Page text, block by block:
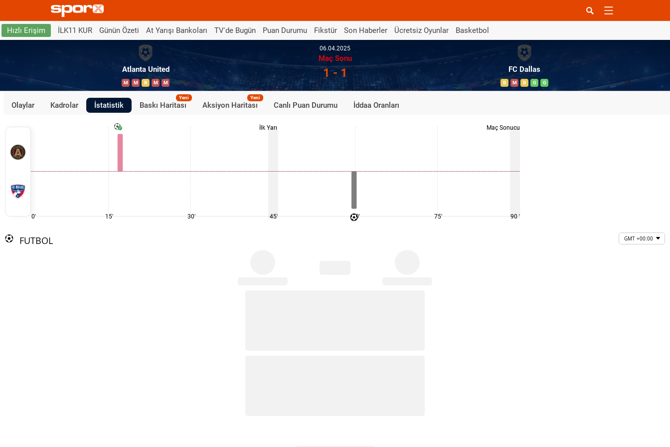
Hızlı Erişim İLK11 KUR Günün Özeti At Yarışı Bankoları TV'de Bugün Puan Durumu Fikstür Son Haberler Ücretsiz Oyunlar Basketbol
Atlanta United
M M B M M
06.04.2025
Maç Sonu
1 - 1 FC Dallas
B M B G G
Olaylar Kadrolar İstatistik Baskı Haritası
Yeni
Aksiyon Haritası
Yeni
Canlı Puan Durumu İddaa Oranları
0' 15' 30'
İlk Yarı
45' 60' 75'
Maç Sonucu
90 '
FUTBOL GMT +00:00